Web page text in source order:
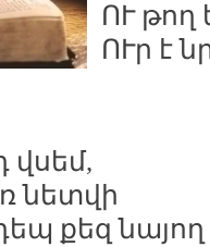
ՈՒ թող
ՈՒր է
վսեմ,
նետվի
քեզ նայող